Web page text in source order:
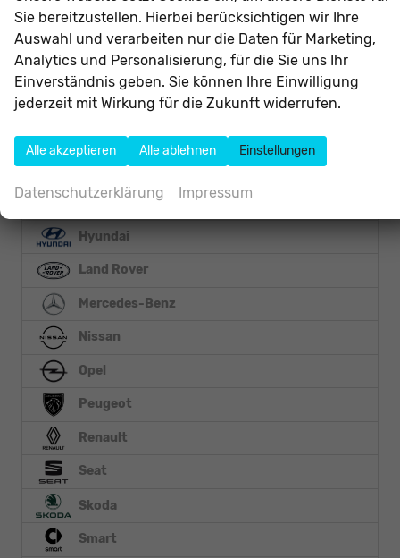
Audi
BMW
Citroën
Cupra
DFSK
Ford
Hyundai
Land Rover
Mercedes-Benz
Nissan
Opel
Peugeot
Renault
Seat
Skoda
Smart
Sie bereitzustellen. Hierbei berücksichtigen wir Ihre
Auswahl und verarbeiten nur die Daten für Marketing,
Analytics und Personalisierung, für die Sie uns Ihr
Einverständnis geben. Sie können Ihre Einwilligung
jederzeit mit Wirkung für die Zukunft widerrufen.
Alle akzeptieren Alle ablehnen Einstellungen
Datenschutzerklärung Impressum